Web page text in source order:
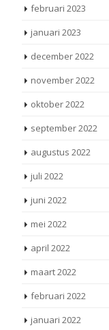
februari 2023
januari 2023
december 2022
november 2022
oktober 2022
september 2022
augustus 2022
juli 2022
juni 2022
mei 2022
april 2022
maart 2022
februari 2022
januari 2022